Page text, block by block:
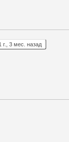
г., 3 мес. назад